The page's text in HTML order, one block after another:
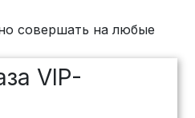
— от 3 до 10
рассчитывается
(минимум
совершать на любые
VIP-